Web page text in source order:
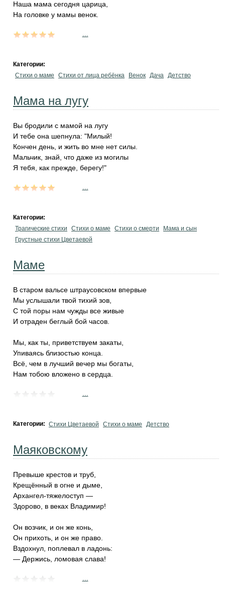
Наша мама сегодня царица,
На головке у мамы венок.
Категории:
Стихи о маме
Стихи от лица ребёнка Венок Дача Детство
Мама на лугу
Вы бродили с мамой на лугу
И тебе она шепнула: "Милый!
Кончен день, и жить во мне нет силы.
Мальчик, знай, что даже из могилы
Я тебя, как прежде, берегу!"
Категории:
Трагические стихи
Стихи о маме Стихи о смерти
Мама и сын
Грустные стихи Цветаевой
Маме
В старом вальсе штраусовском впервые
Мы услышали твой тихий зов,
С той поры нам чужды все живые
И отраден беглый бой часов.
Мы, как ты, приветствуем закаты,
Упиваясь близостью конца.
Всё, чем в лучший вечер мы богаты,
Нам тобою вложено в сердца.
Категории: Стихи Цветаевой Стихи о маме Детство
Маяковскому
Превыше крестов и труб,
Крещённый в огне и дыме,
Архангел-тяжелоступ —
Здорово, в веках Владимир!
Он возчик, и он же конь,
Он прихоть, и он же право.
Вздохнул, поплевал в ладонь:
— Держись, ломовая слава!